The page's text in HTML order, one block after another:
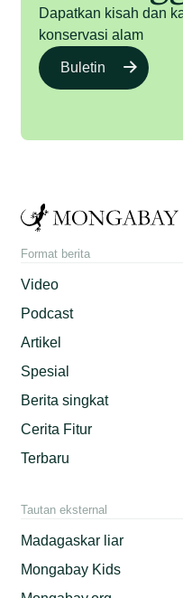
Dapatkan kisah dan
konservasi alam
Buletin
Format berita
Video
Podcast
Artikel
Spesial
Berita singkat
Cerita Fitur
Terbaru
Tautan eksternal
Madagaskar liar
Mongabay Kids